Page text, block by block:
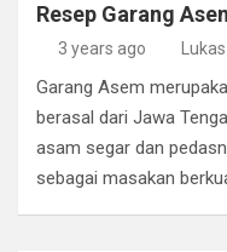
Resep Garang
3 years ago
Garang Asem
berasal dari Jawa
asam segar dan
sebagai masakan